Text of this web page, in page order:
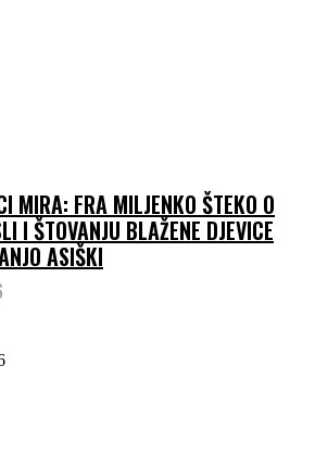
MIRA: FRA MILJENKO ŠTEKO O
I ŠTOVANJU BLAŽENE DJEVICE
ASIŠKI